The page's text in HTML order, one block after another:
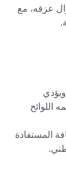
عزفه، مع
اللوائح
المستفادة